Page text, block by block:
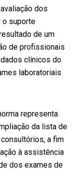
dos
o suporte
de um
de profissionais
clínicos do
laboratoriais
representa
da lista de
a fim
à assistência
dos exames de